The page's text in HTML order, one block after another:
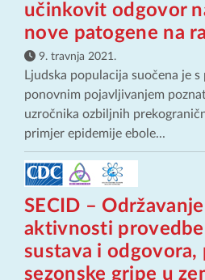
učinkovit odgovor
nove patogene na
9. travnja 2021.
Ljudska populacija suočena je
ponovnim pojavljivanjem
uzročnika ozbiljnih
primjer epidemije ebole...
SECID –
aktivnosti
sustava i odgovora,
sezonske gripe u